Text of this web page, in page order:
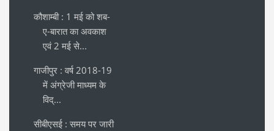
कौशाम्बी : 1 मई को शब-
ए-बारात का अवकाश
एवं 2 मई से...
गाजीपुर : वर्ष 2018-19
में अंग्रेजी माध्यम के
विद्...
सीबीएसई : समय पर जारी